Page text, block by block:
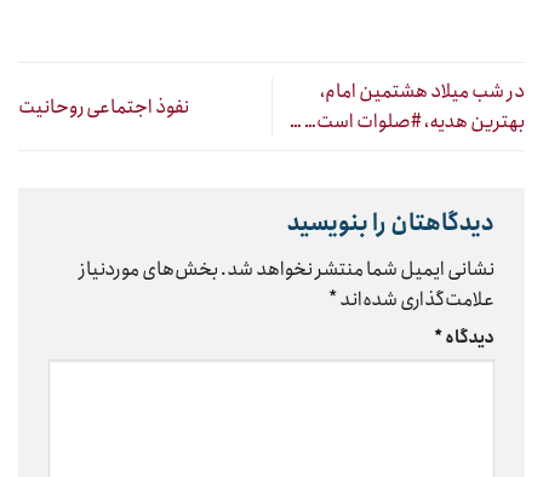
در شب میلاد هشتمین امام،
بهترین هدیه، #صلوات است… …
نفوذ اجتماعی روحانیت
دیدگاهتان را بنویسید
نشانی ایمیل شما منتشر نخواهد شد.بخش‌های موردنیاز
علامت‌گذاری شده‌اند*
دیدگاه*